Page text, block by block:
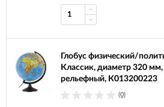
Глобус физический/
Классик, диаметр 320 мм,
рельефный, К013200223
(0)